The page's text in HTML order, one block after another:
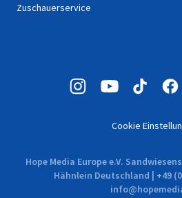
Zuschauerservice
Cookie
Hope Media Europe e.V.
Hähnlein Deutschland | +49